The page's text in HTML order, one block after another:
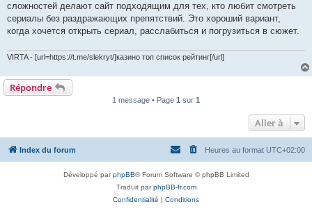
сложностей делают сайт подходящим для тех, кто любит смотреть
сериалы без раздражающих препятствий. Это хороший вариант,
когда хочется открыть сериал, расслабиться и погрузиться в сюжет.
VIRTA - [url=https://t.me/slekryt/]казино топ список рейтинг[/url]
Répondre
1 message • Page 1 sur 1
Aller à
Index du forum Heures au format UTC+02:00
Développé parphpBB® Forum Software © phpBB Limited
Traduit parphpBB-fr.com
Confidentialité | Conditions